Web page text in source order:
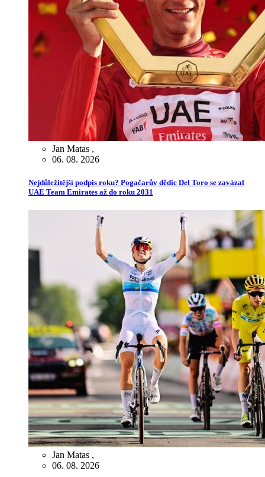
Jan Matas ,
06. 08. 2026
Nejdůležitější podpis roku? Pogačarův dědic Del Toro se zavázal
UAE Team Emirates až do roku 2031
Jan Matas ,
06. 08. 2026